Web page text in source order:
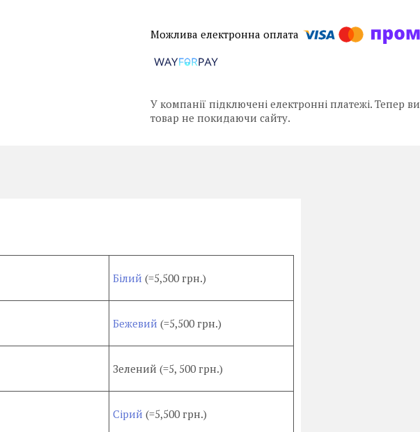
У компанії підключені електронні платежі. Тепер
товар не покидаючи сайту.
Білий (=5,500 грн.)
Бежевий (=5,500 грн.)
Зелений (=5, 500 грн.)
Сірий (=5,500 грн.)